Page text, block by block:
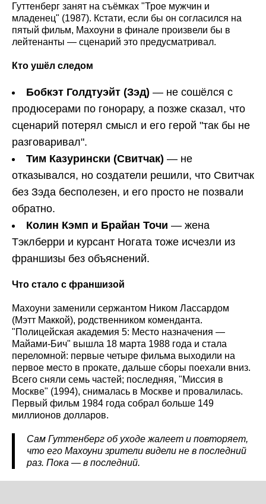
Гуттенберг занят на съёмках "Трое мужчин и
младенец" (1987). Кстати, если бы он согласился на
пятый фильм, Махоуни в финале произвели бы в
лейтенанты — сценарий это предусматривал.
Кто ушёл следом
Бобкэт Голдтуэйт (Зэд) — не сошёлся с
продюсерами по гонорару, а позже сказал, что
сценарий потерял смысл и его герой "так бы не
разговаривал".
Тим Казурински (Свитчак) — не
отказывался, но создатели решили, что Свитчак
без Зэда бесполезен, и его просто не позвали
обратно.
Колин Кэмп и Брайан Точи — жена
Тэклберри и курсант Ногата тоже исчезли из
франшизы без объяснений.
Что стало с франшизой
Махоуни заменили сержантом Ником Лассардом
(Мэтт Маккой), родственником коменданта.
"Полицейская академия 5: Место назначения —
Майами-Бич" вышла 18 марта 1988 года и стала
переломной: первые четыре фильма выходили на
первое место в прокате, дальше сборы поехали вниз.
Всего сняли семь частей; последняя, "Миссия в
Москве" (1994), снималась в Москве и провалилась.
Первый фильм 1984 года собрал больше 149
миллионов долларов.
Сам Гуттенберг об уходе жалеет и повторяет,
что его Махоуни зрители видели не в последний
раз. Пока — в последний.